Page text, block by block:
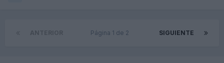
SIGUIENTE
Página 1 de 2